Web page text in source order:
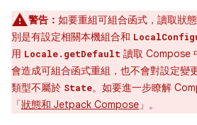
警告： 如要重組可組合函式，讀取狀
別是有設定相關本機組合和
用 Locale.getDefault 讀取 Compose
會造成可組合函式重組，也不會對設定變
類型不屬於 State。如要進一步瞭解
「狀態和 Jetpack Compose 」。